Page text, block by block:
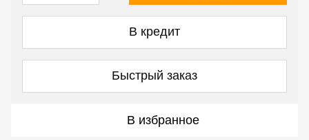
В кредит
Быстрый заказ
В избранное